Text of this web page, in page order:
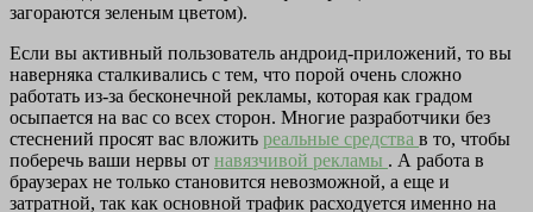
загораются зеленым цветом).
Если вы активный пользователь андроид-приложений, то вы
наверняка сталкивались с тем, что порой очень сложно
работать из-за бесконечной рекламы, которая как градом
осыпается на вас со всех сторон. Многие разработчики без
стеснений просят вас вложить реальные средства в то, чтобы
поберечь ваши нервы от навязчивой рекламы . А работа в
браузерах не только становится невозможной, а еще и
затратной, так как основной трафик расходуется именно на